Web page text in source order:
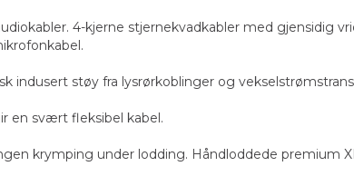
4-kjerne stjernekvadkabler med gjensidig
indusert støy fra lysrørkoblinger og
en svært fleksibel kabel.
krymping under lodding. Håndloddede premium